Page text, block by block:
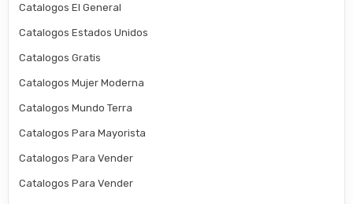
Catalogos El General
Catalogos Estados Unidos
Catalogos Gratis
Catalogos Mujer Moderna
Catalogos Mundo Terra
Catalogos Para Mayorista
Catalogos Para Vender
Catalogos Para Vender